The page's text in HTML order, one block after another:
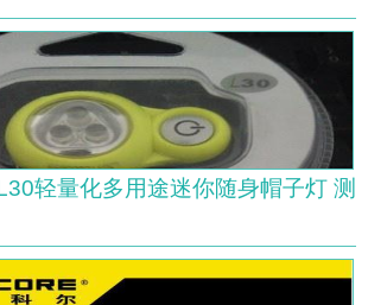
轻量化多用途迷你随身帽子灯 测